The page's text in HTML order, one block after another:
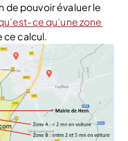
pouvoir évaluer le
ce qu’une zone
ce calcul.